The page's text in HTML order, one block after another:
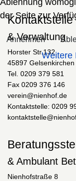
Kontaktstelle
& Verwaltung
Horster Str.132
45897 Gelsenkirchen
Tel. 0209 379 581
Fax 0209 376 146
verein@nienhof.de
Kontaktstelle: 0209
& Ambulant
Nienhofstraße 8
Ablehnung
der Seite zur
Annehmen
Weitere